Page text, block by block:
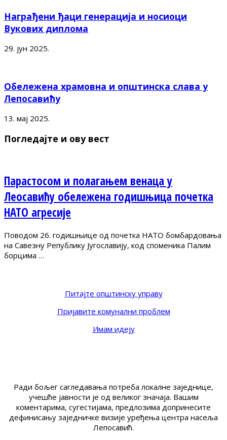
Награђени ђаци генерација и носиоци
Вукових диплома
29. јун 2025.
Обележена храмовна и општинска слава у
Лепосавићу
13. мај 2025.
Погледајте и ову вест
Парастосом и полагањем венаца у
Леосавићу обележена годишњица почетка
НАТО агресије
Поводом 26. годишњице од почетка НАТО бомбардовања
на Савезну Републику Југославију, код споменика Палим
борцима …
Питајте општинску управу
Пријавите комунални проблем
Имам идеју
Ради бољег сагледавања потреба локалне заједнице,
учешће јавности је од великог значаја. Вашим
коментарима, сугестијама, предлозима допринесите
дефинисању заједничке визије уређења центра насеља
Лепосавић.